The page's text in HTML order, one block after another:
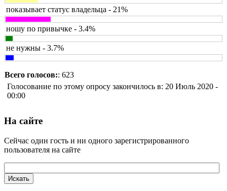
показывает статус владельца - 21%
ношу по привычке - 3.4%
не нужны - 3.7%
Всего голосов:: 623
Голосование по этому опросу закончилось в: 20 Июль 2020 -
00:00
На сайте
Сейчас один гость и ни одного зарегистрированного
пользователя на сайте
Искать